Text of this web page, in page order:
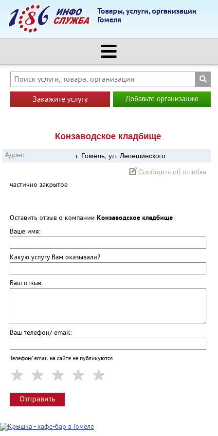
Товары, услуги, организации
Гомеля
Закажите услугу Добавьте организацию
Конзаводское кладбище
Адрес: г. Гомель, ул. Лепешинского
Сообщить об ошибке
частично закрытое
Оставить отзыв о компании Конзаводское кладбище
Ваше имя:
Какую услугу Вам оказывали?
Ваш отзыв:
Ваш телефон/ email:
Телефон/ email на сайте не публикуются
Отправить